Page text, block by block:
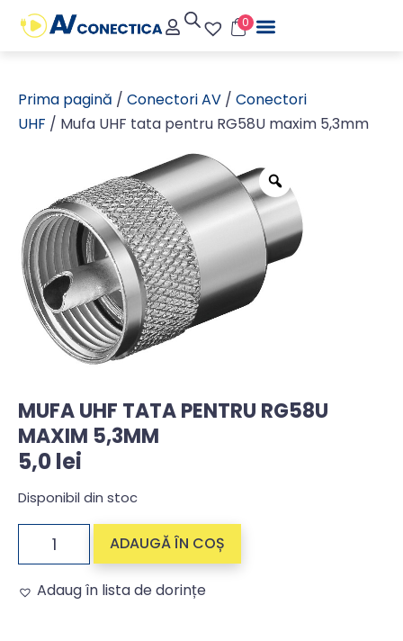
0
Prima pagină / Conectori AV / Conectori
UHF / Mufa UHF tata pentru RG58U maxim 5,3mm
MUFA UHF TATA PENTRU RG58U
MAXIM 5,3MM
5,0lei
Disponibil din stoc
ADAUGĂ ÎN COȘ
Adaug în lista de dorințe